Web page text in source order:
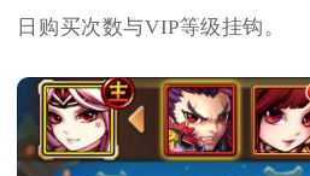
日购买次数与VIP等级挂钩。